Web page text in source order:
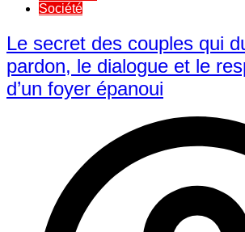
Société
Le secret des couples qui
pardon, le dialogue et le
d’un foyer épanoui